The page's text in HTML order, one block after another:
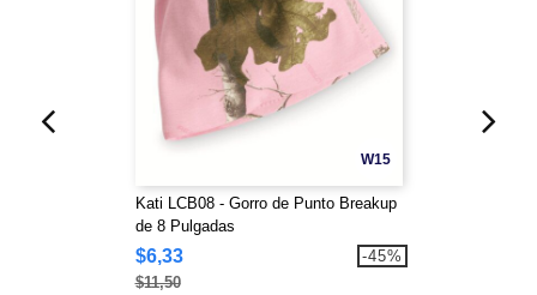
W15
Kati LCB08 - Gorro de Punto Breakup
de 8 Pulgadas
$6,33
$11,50
-45%